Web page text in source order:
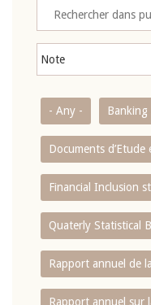
- Any - Banking
Documents d’Etude
Financial Inclusion
Quaterly Statistical
Rapport annuel de
Rapport annuel sur